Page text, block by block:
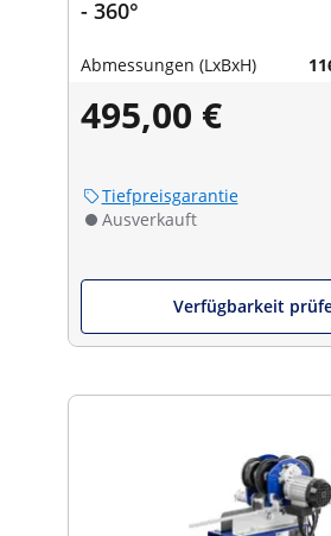
- 360°
Abmessungen (LxBxH)
495,00 €
Tiefpreisgarantie
Ausverkauft
Verfügbarkeit